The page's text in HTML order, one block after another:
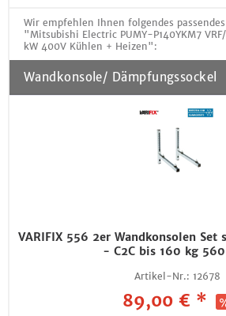
Wir empfehlen Ihnen folgendes
"Mitsubishi Electric PUMY-P140YKM7
kW 400V Kühlen + Heizen":
Wandkonsole/ Dämpfungssockel
VARIFIX 556 2er Wandkonsolen Set
- C2C bis 160 kg
Artikel-Nr.: 12678
89,00 € *